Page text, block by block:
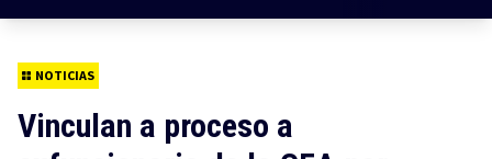
NOTICIAS
Vinculan a proceso a